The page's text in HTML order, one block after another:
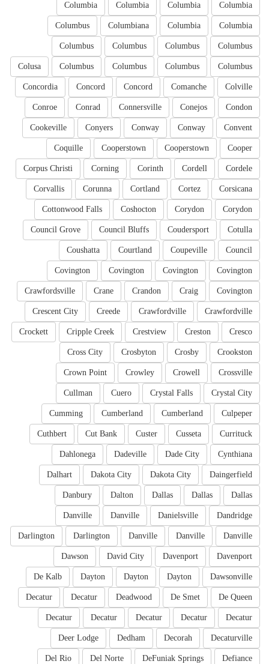
Columbia
Columbia
Columbia
Columbia
Columbia
Columbia
Columbiana
Columbus
Columbus
Columbus
Columbus
Columbus
Columbus
Columbus
Columbus
Columbus
Colusa
Colville
Comanche
Concord
Concord
Concordia
Condon
Conejos
Connersville
Conrad
Conroe
Convent
Conway
Conway
Conyers
Cookeville
Cooper
Cooperstown
Cooperstown
Coquille
Cordele
Cordell
Corinth
Corning
Corpus Christi
Corsicana
Cortez
Cortland
Corunna
Corvallis
Corydon
Corydon
Coshocton
Cottonwood Falls
Cotulla
Coudersport
Council Bluffs
Council Grove
Council
Coupeville
Courtland
Coushatta
Covington
Covington
Covington
Covington
Covington
Craig
Crandon
Crane
Crawfordsville
Crawfordville
Crawfordville
Creede
Crescent City
Cresco
Creston
Crestview
Cripple Creek
Crockett
Crookston
Crosby
Crosbyton
Cross City
Crossville
Crowell
Crowley
Crown Point
Crystal City
Crystal Falls
Cuero
Cullman
Culpeper
Cumberland
Cumberland
Cumming
Currituck
Cusseta
Custer
Cut Bank
Cuthbert
Cynthiana
Dade City
Dadeville
Dahlonega
Daingerfield
Dakota City
Dakota City
Dalhart
Dallas
Dallas
Dallas
Dalton
Danbury
Dandridge
Danielsville
Danville
Danville
Danville
Danville
Danville
Darlington
Darlington
Davenport
Davenport
David City
Dawson
Dawsonville
Dayton
Dayton
Dayton
De Kalb
De Queen
De Smet
Deadwood
Decatur
Decatur
Decatur
Decatur
Decatur
Decatur
Decatur
Decaturville
Decorah
Dedham
Deer Lodge
Defiance
DeFuniak Springs
Del Norte
Del Rio